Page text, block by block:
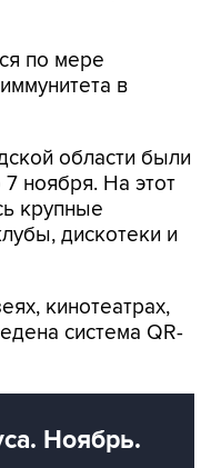
по мере
области были
крупные
дискотеки и
кинотеатрах,
Ноябрь.